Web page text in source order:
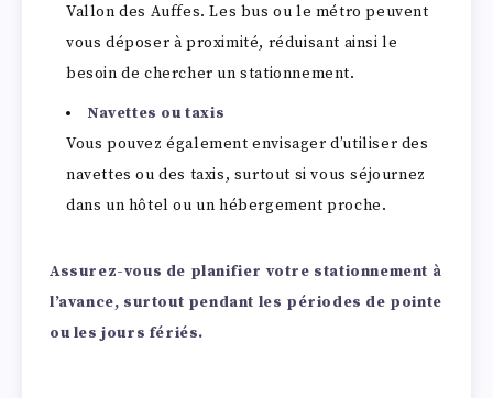
Vallon des Auffes. Les bus ou le métro peuvent
vous déposer à proximité, réduisant ainsi le
besoin de chercher un stationnement.
Navettes ou taxis
Vous pouvez également envisager d’utiliser des
navettes ou des taxis, surtout si vous séjournez
dans un hôtel ou un hébergement proche.
Assurez-vous de planifier votre stationnement à
l’avance, surtout pendant les périodes de pointe
ou les jours fériés.